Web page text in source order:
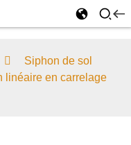
Siphon de sol
linéaire en carrelage